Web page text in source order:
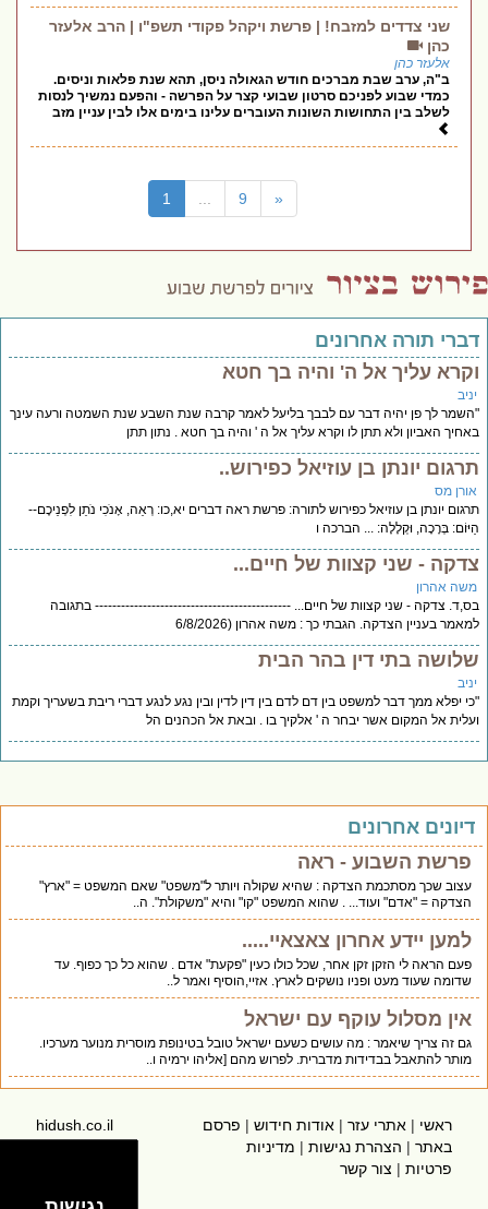
שני צדדים למזבח! | פרשת ויקהל פקודי תשפ"ו | הרב אלעזר
כהן
אלעזר כהן
ב"ה, ערב שבת מברכים חודש הגאולה ניסן, תהא שנת פלאות וניסים.
כמדי שבוע לפניכם סרטון שבועי קצר על הפרשה - והפעם נמשיך לנסות
לשלב בין התחושות השונות העוברים עלינו בימים אלו לבין עניין מזב
1 9 «
דברי תורה אחרונים
וקרא עליך אל ה' והיה בך חטא
יניב
"השמר לך פן יהיה דבר עם לבבך בליעל לאמר קרבה שנת השבע שנת השמטה ורעה עינך
באחיך האביון ולא תתן לו וקרא עליך אל ה ' והיה בך חטא . נתון תתן
תרגום יונתן בן עוזיאל כפירוש..
אורן מס
תרגום יונתן בן עוזיאל כפירוש לתורה: פרשת ראה דברים יא,כו: רְאֵה, אָנֹכִי נֹתֵן לִפְנֵיכֶם--
הַיּוֹם: בְּרָכָה, וּקְלָלָה: ... הברכה ו
צדקה - שני קצוות של חיים...
משה אהרון
בס,ד. צדקה - שני קצוות של חיים... --------------------------------------------- בתגובה
למאמר בעניין הצדקה. הגבתי כך : משה אהרון (6/8/2026
שלושה בתי דין בהר הבית
יניב
"כי יפלא ממך דבר למשפט בין דם לדם בין דין לדין ובין נגע לנגע דברי ריבת בשעריך וקמת
ועלית אל המקום אשר יבחר ה ' אלקיך בו . ובאת אל הכהנים הל
דיונים אחרונים
פרשת השבוע - ראה
עצוב שכך מסתכמת הצדקה : שהיא שקולה ויותר ל"משפט" שאם המשפט = "ארץ"
הצדקה = "אדם" ועוד... . שהוא המשפט "קו" והיא "משקולת". ה..
למען יידע אחרון צאצאיי.....
פעם הראה לי הזקן זקן אחר, שכל כולו כעין "פקעת" אדם . שהוא כל כך כפוף. עד
שדומה שעוד מעט ופניו נושקים לארץ. אזיי,הוסיף ואמר ל..
אין מסלול עוקף עם ישראל
גם זה צריך שיאמר : מה עושים כשעם ישראל טובל בטינופת מוסרית מנוער מערכיו.
מותר להתאבל בבדידות מדברית. לפרוש מהם [אליהו ירמיה ו..
ראשי | אתרי עזר | אודות חידוש | פרסם
באתר | הצהרת נגישות | מדיניות
פרטיות | צור קשר
hidush.co.il